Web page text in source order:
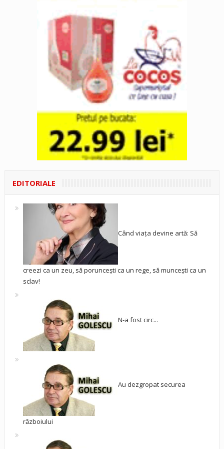
EDITORIALE
Când viața devine artă: Să
creezi ca un zeu, să poruncești ca un rege, să muncești ca un
sclav!
N-a fost circ...
Au dezgropat securea
războiului